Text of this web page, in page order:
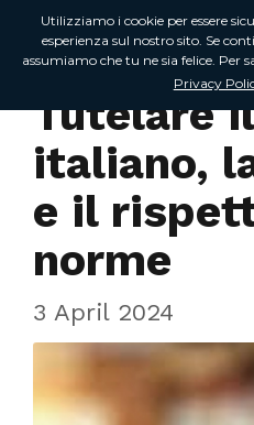
In Regione
Tutelare
italiano,
e il
norme
3 April 2024
Utilizziamo i cookie per essere
esperienza sul nostro sito. Se
assumiamo che tu ne sia felice. Per
Privacy